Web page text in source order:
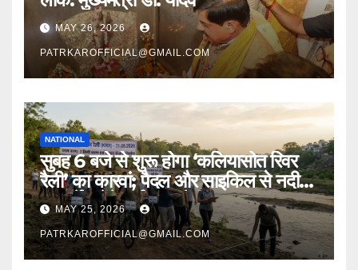
MAY 26, 2026
PATRKAROFFICIAL@GMAIL.COM
NATIONAL
सुबह 6 बजे से शुरू होगा ‘कलियासोत रिवर
रैली’ का कारवां; पैदल और साइकिल से नदी
का सर्वे करेंगे पर्यावरण प्रेमी
MAY 25, 2026
PATRKAROFFICIAL@GMAIL.COM